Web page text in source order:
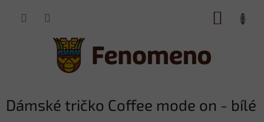
Dámské tričko Coffee mode on - bílé